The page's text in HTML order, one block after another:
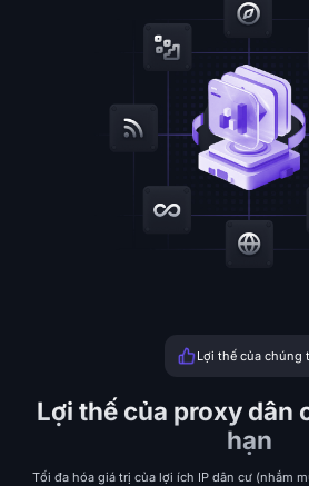
Lợi thế của chúng
Lợi thế của proxy dân
hạn
Tối đa hóa giá trị của lợi ích IP dân cư (nhắm